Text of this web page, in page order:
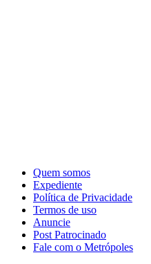
Quem somos
Expediente
Política de Privacidade
Termos de uso
Anuncie
Post Patrocinado
Fale com o Metrópoles